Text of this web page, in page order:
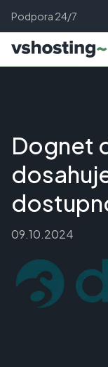
Podpora 24/7
Dognet
09.10.2024